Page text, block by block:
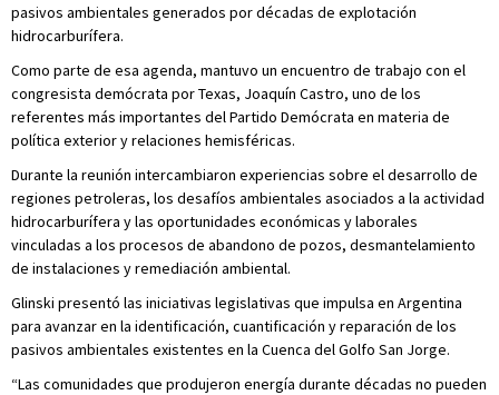
pasivos ambientales generados por décadas de explotación
hidrocarburífera.
Como parte de esa agenda, mantuvo un encuentro de trabajo con el
congresista demócrata por Texas, Joaquín Castro, uno de los
referentes más importantes del Partido Demócrata en materia de
política exterior y relaciones hemisféricas.
Durante la reunión intercambiaron experiencias sobre el desarrollo de
regiones petroleras, los desafíos ambientales asociados a la actividad
hidrocarburífera y las oportunidades económicas y laborales
vinculadas a los procesos de abandono de pozos, desmantelamiento
de instalaciones y remediación ambiental.
Glinski presentó las iniciativas legislativas que impulsa en Argentina
para avanzar en la identificación, cuantificación y reparación de los
pasivos ambientales existentes en la Cuenca del Golfo San Jorge.
“Las comunidades que produjeron energía durante décadas no pueden